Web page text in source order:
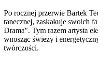
Po rocznej przerwie Bartek
tanecznej, zaskakuje swoich
Drama". Tym razem artysta
wnosząc świeży i
twórczości.